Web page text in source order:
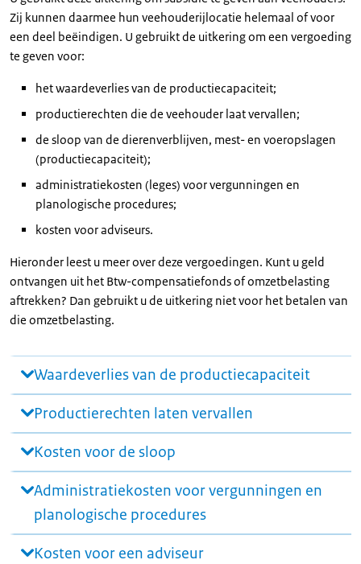
Zij kunnen daarmee hun veehouderijlocatie helemaal of voor
een deel beëindigen. U gebruikt de uitkering om een vergoeding
te geven voor:
het waardeverlies van de productiecapaciteit;
productierechten die de veehouder laat vervallen;
de sloop van de dierenverblijven, mest- en voeropslagen
(productiecapaciteit);
administratiekosten (leges) voor vergunningen en
planologische procedures;
kosten voor adviseurs.
Hieronder leest u meer over deze vergoedingen. Kunt u geld
ontvangen uit het Btw-compensatiefonds of omzetbelasting
aftrekken? Dan gebruikt u de uitkering niet voor het betalen van
die omzetbelasting.
Waardeverlies van de productiecapaciteit
Productierechten laten vervallen
Kosten voor de sloop
Administratiekosten voor vergunningen en
planologische procedures
Kosten voor een adviseur